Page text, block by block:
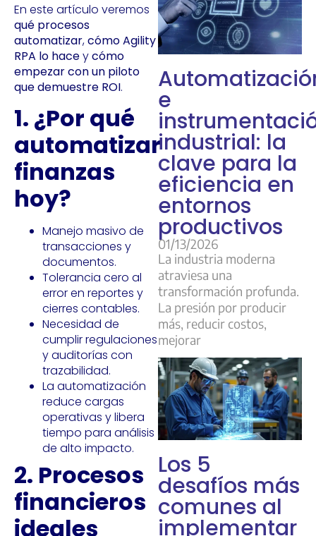
En este artículo veremos
qué procesos
automatizar,cómo Agility
RPA lo haceycómo
empezar con un piloto
que demuestre ROI.
1. ¿Por qué
automatizar
finanzas
hoy?
Manejo masivo de
transacciones y
documentos.
Tolerancia cero al
error en reportes y
cierres contables.
Necesidad de
cumplir regulaciones
y auditorías con
trazabilidad.
La automatización
reduce cargas
operativas y libera
tiempo para análisis
de alto impacto.
2. Procesos
financieros
ideales
e
industrial: la
clave para la
eficiencia en
entornos
productivos
01/13/2026
La industria moderna
atraviesa una
transformación profunda.
La presión por producir
más, reducir costos,
mejorar
Los 5
desafíos más
comunes al
implementar